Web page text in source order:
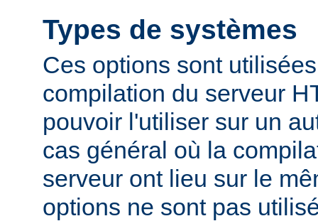
Types de systèmes
Ces options sont
compilation du serveur
pouvoir l'utiliser sur un
cas général où la
serveur ont lieu sur le
options ne sont pas